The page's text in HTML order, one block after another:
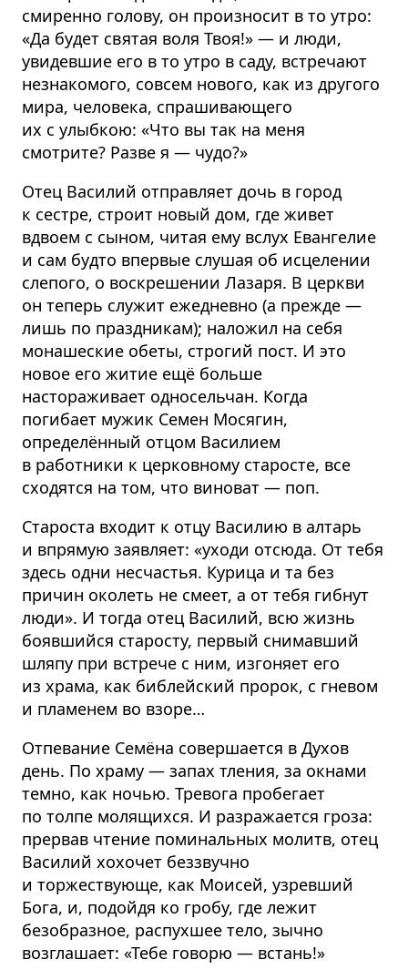
смиренно голову, он произносит в то утро:
«Да будет святая воля Твоя!» — и люди,
увидевшие его в то утро в саду, встречают
незнакомого, совсем нового, как из другого
мира, человека, спрашивающего
их с улыбкою: «Что вы так на меня
смотрите? Разве я — чудо?»
Отец Василий отправляет дочь в город
к сестре, строит новый дом, где живет
вдвоем с сыном, читая ему вслух Евангелие
и сам будто впервые слушая об исцелении
слепого, о воскрешении Лазаря. В церкви
он теперь служит ежедневно (а прежде —
лишь по праздникам); наложил на себя
монашеские обеты, строгий пост. И это
новое его житие ещё больше
настораживает односельчан. Когда
погибает мужик Семен Мосягин,
определённый отцом Василием
в работники к церковному старосте, все
сходятся на том, что виноват — поп.
Староста входит к отцу Василию в алтарь
и впрямую заявляет: «уходи отсюда. От тебя
здесь одни несчастья. Курица и та без
причин околеть не смеет, а от тебя гибнут
люди». И тогда отец Василий, всю жизнь
боявшийся старосту, первый снимавший
шляпу при встрече с ним, изгоняет его
из храма, как библейский пророк, с гневом
и пламенем во взоре…
Отпевание Семёна совершается в Духов
день. По храму — запах тления, за окнами
темно, как ночью. Тревога пробегает
по толпе молящихся. И разражается гроза:
прервав чтение поминальных молитв, отец
Василий хохочет беззвучно
и торжествующе, как Моисей, узревший
Бога, и, подойдя ко гробу, где лежит
безобразное, распухшее тело, зычно
возглашает: «Тебе говорю — встань!»